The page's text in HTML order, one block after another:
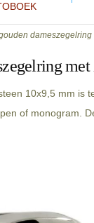
10x9,5 mm is
of monogram.